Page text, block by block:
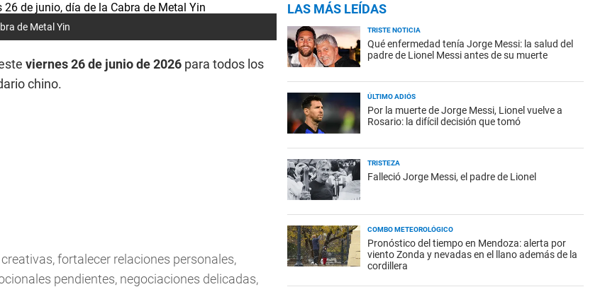
de Metal Yin
viernes 26 de juniode 2026 para todos los
chino.
fortalecer relaciones personales,
pendientes, negociaciones delicadas,
LAS MÁS LEÍDAS
TRISTE NOTICIA
Qué enfermedad tenía Jorge Messi: la salud del
padre de Lionel Messi antes de su muerte
ÚLTIMO ADIÓS
Por la muerte de Jorge Messi, Lionel vuelve a
Rosario: la difícil decisión que tomó
TRISTEZA
Falleció Jorge Messi, el padre de Lionel
COMBO METEOROLÓGICO
Pronóstico del tiempo en Mendoza: alerta por
viento Zonda y nevadas en el llano además de la
cordillera